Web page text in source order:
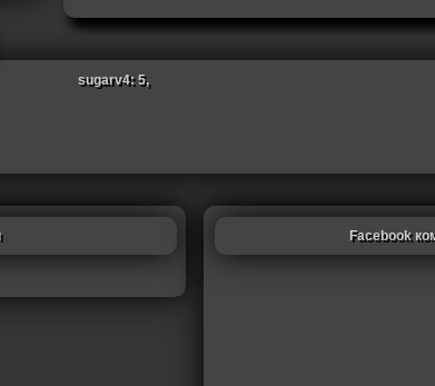
sugarv4: 5,
Facebook